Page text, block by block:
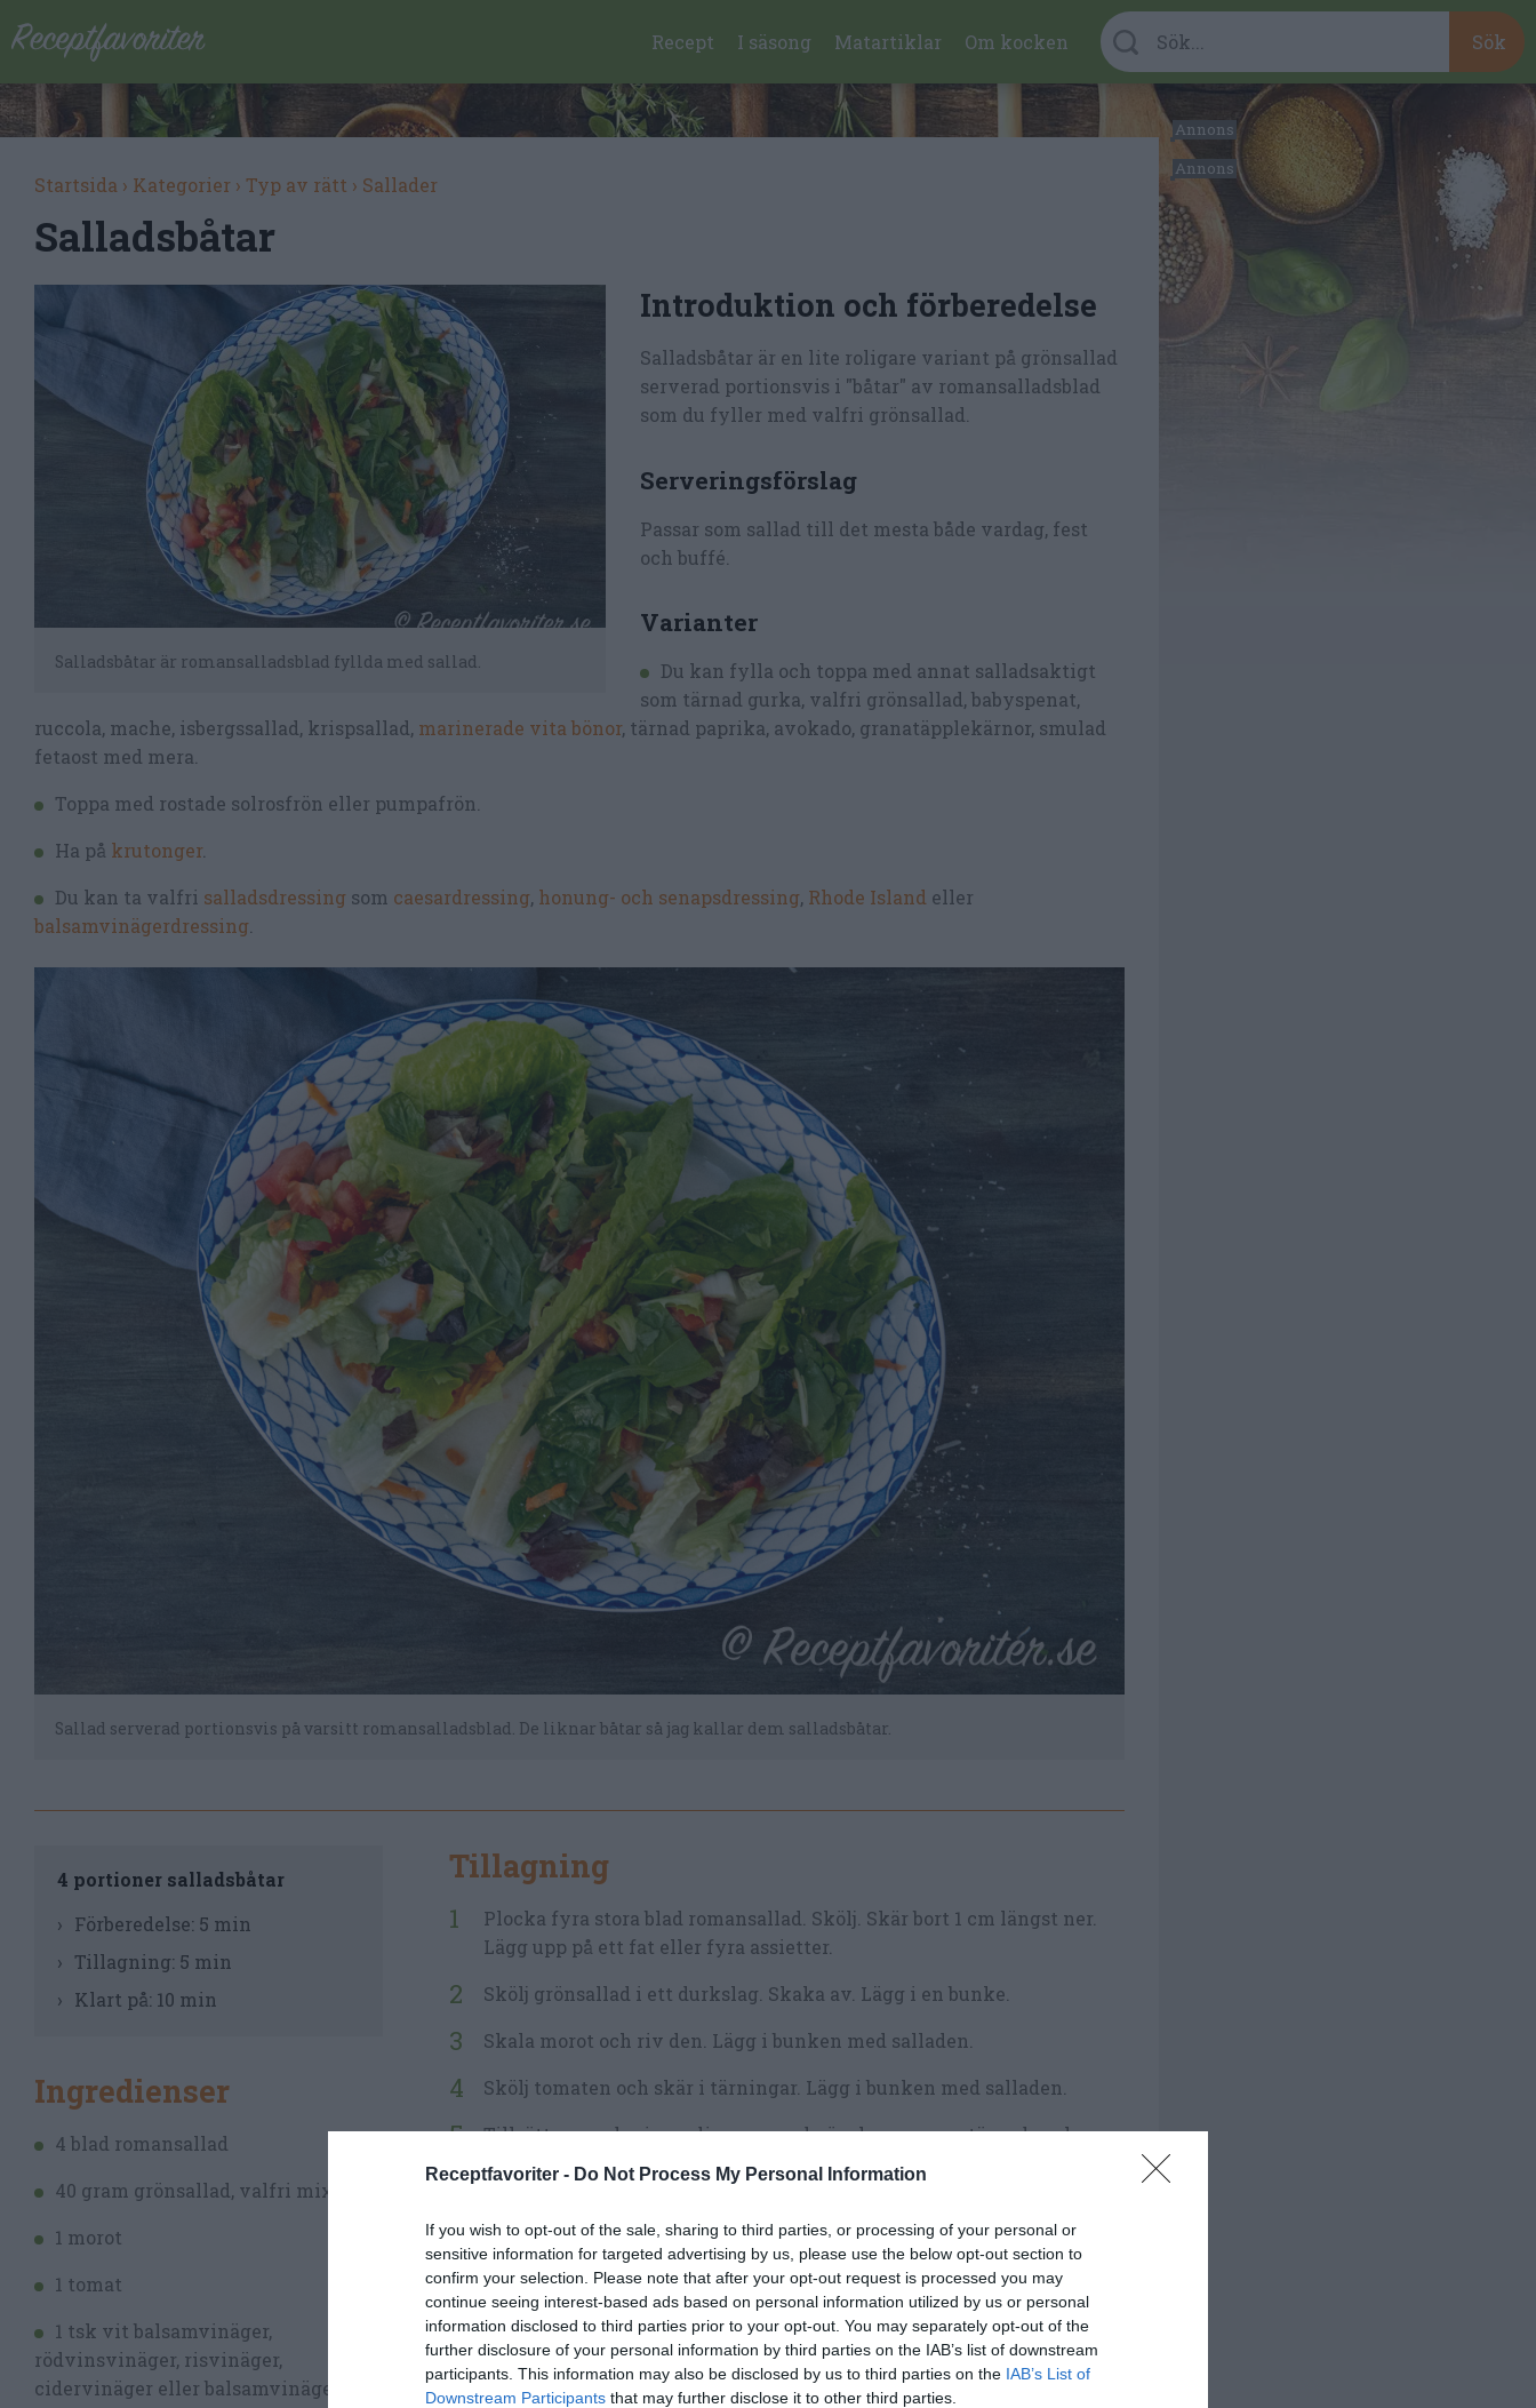
Receptfavoriter - Do Not Process My Personal Information
If you wish to opt-out of the sale, sharing to third parties, or processing of your personal or
sensitive information for targeted advertising by us, please use the below opt-out section to
confirm your selection. Please note that after your opt-out request is processed you may
continue seeing interest-based ads based on personal information utilized by us or personal
information disclosed to third parties prior to your opt-out. You may separately opt-out of the
further disclosure of your personal information by third parties on the IAB’s list of downstream
participants. This information may also be disclosed by us to third parties on the IAB’s List of
Downstream Participants that may further disclose it to other third parties.
Recept I säsong Matartiklar Om kocken
Startsida › Kategorier › Typ av rätt › Sallader
Salladsbåtar
Salladsbåtar är romansalladsblad fyllda med sallad.
Introduktion och förberedelse
Salladsbåtar är en lite roligare variant på grönsallad
serverad portionsvis i "båtar" av romansalladsblad
som du fyller med valfri grönsallad.
Serveringsförslag
Passar som sallad till det mesta både vardag, fest
och buffé.
Varianter
Du kan fylla och toppa med annat salladsaktigt
som tärnad gurka, valfri grönsallad, babyspenat,
ruccola, mache, isbergssallad, krispsallad, marinerade vita bönor, tärnad paprika, avokado, granatäpplekärnor, smulad
fetaost med mera.
Toppa med rostade solrosfrön eller pumpafrön.
Ha på krutonger.
Du kan ta valfri salladsdressing som caesardressing, honung- och senapsdressing, Rhode Island eller
balsamvinägerdressing
Sallad serverad portionsvis på varsitt romansalladsblad. De liknar båtar så jag kallar dem salladsbåtar.
4 portioner salladsbåtar
Förberedelse: 5 min
Tillagning: 5 min
Klart på: 10 min
Ingredienser
4 blad romansallad
40 gram grönsallad, valfri mix
1 morot
1 tomat
1 tsk vit balsamvinäger,
rödvinsvinäger, risvinäger,
cidervinäger eller balsamvinäger
Tillagning
Plocka fyra stora blad romansallad. Skölj. Skär bort 1 cm längst ner.
Lägg upp på ett fat eller fyra assietter.
Skölj grönsallad i ett durkslag. Skaka av. Lägg i en bunke.
Skala morot och riv den. Lägg i bunken med salladen.
Skölj tomaten och skär i tärningar. Lägg i bunken med salladen.
Tillsätt ev. andra ingredienser om du önskar som ex. tärnad gurka.
Tillsätt vinäger och olja precis innan servering. Vänd runt.
Fördela salladsblandningen i romansalladsbladen och servera.